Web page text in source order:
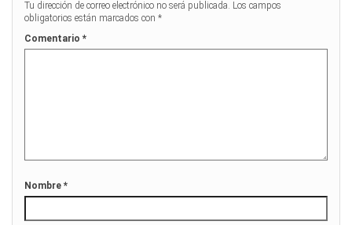
Tu dirección de correo electrónico no será publicada. Los campos
obligatorios están marcados con *
Comentario *
Nombre *